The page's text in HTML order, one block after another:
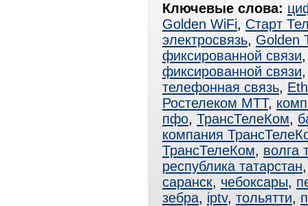
Ключевые слова:
Golden WiFi, Старт
электросвязь, Golden
фиксированной связи
фиксированной связи
телефонная связь,
Ростелеком МТТ,
пфо, ТрансТелеКом,
компания
ТрансТелеКом, волга
республика татарстан
саранск, чебоксары,
зебра, iptv, тольятти,